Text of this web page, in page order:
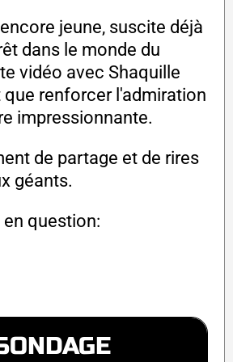
jeune, suscite déjà
dans le monde du
vidéo avec Shaquille
que renforcer l'admiration
impressionnante.
de partage et de rires
géants.
question: